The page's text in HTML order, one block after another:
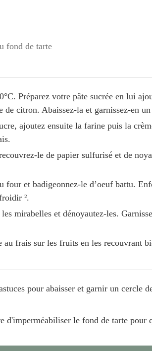
fond de tarte
Préparez votre pâte sucrée en lui
de citron. Abaissez-la et garnissez-en
ajoutez ensuite la farine puis la
le de papier sulfurisé et de
four et badigeonnez-le d’oeuf battu.
².
mirabelles et dénoyautez-les.
au frais sur les fruits en les recouvrant
pour abaisser et garnir un cercle
d'imperméabiliser le fond de tarte